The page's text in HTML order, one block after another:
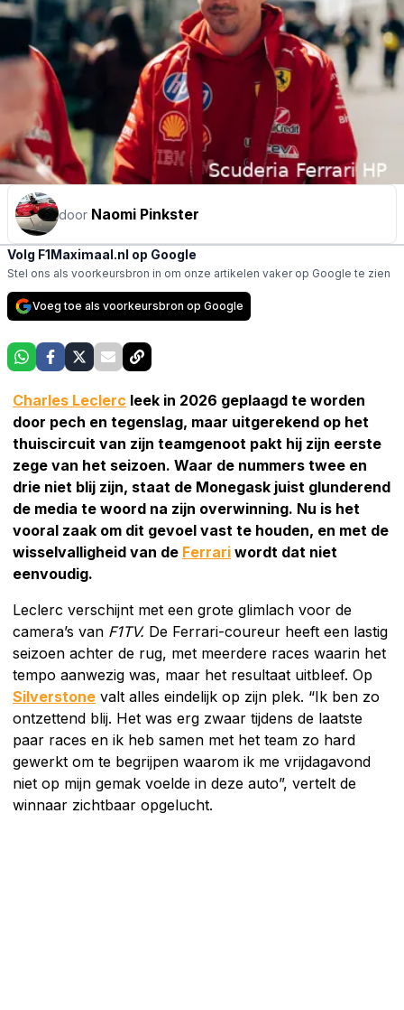
door Naomi Pinkster
Volg F1Maximaal.nl op Google
Stel ons als voorkeursbron in om onze artikelen vaker op Google te zien
Voeg toe als voorkeursbron op Google
Charles Leclerc leek in 2026 geplaagd te worden
door pech en tegenslag, maar uitgerekend op het
thuiscircuit van zijn teamgenoot pakt hij zijn eerste
zege van het seizoen. Waar de nummers twee en
drie niet blij zijn, staat de Monegask juist glunderend
de media te woord na zijn overwinning. Nu is het
vooral zaak om dit gevoel vast te houden, en met de
wisselvalligheid van de Ferrari wordt dat niet
eenvoudig.
Leclerc verschijnt met een grote glimlach voor de
camera’s van F1TV. De Ferrari-coureur heeft een lastig
seizoen achter de rug, met meerdere races waarin het
tempo aanwezig was, maar het resultaat uitbleef. Op
Silverstone valt alles eindelijk op zijn plek. “Ik ben zo
ontzettend blij. Het was erg zwaar tijdens de laatste
paar races en ik heb samen met het team zo hard
gewerkt om te begrijpen waarom ik me vrijdagavond
niet op mijn gemak voelde in deze auto”, vertelt de
winnaar zichtbaar opgelucht.